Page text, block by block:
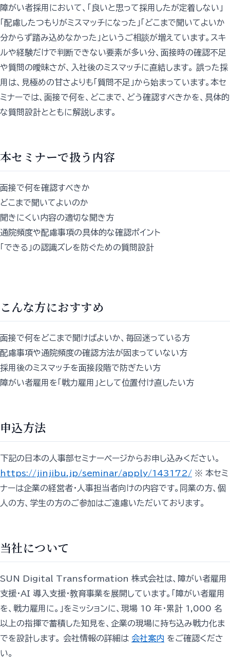
障がい者採用において、「良いと思って採用したが定着しない」
「配慮したつもりがミスマッチになった」「どこまで聞いてよいか
分からず踏み込めなかった」というご相談が増えています。スキ
ルや経験だけで判断できない要素が多い分、面接時の確認不足
や質問の曖昧さが、入社後のミスマッチに直結します。 誤った採
用は、見極めの甘さよりも「質問不足」から始まっています。本セ
ミナーでは、面接で何を、どこまで、どう確認すべきかを、具体的
な質問設計とともに解説します。
本セミナーで扱う内容
面接で何を確認すべきか
どこまで聞いてよいのか
聞きにくい内容の適切な聞き方
通院頻度や配慮事項の具体的な確認ポイント
「できる」の認識ズレを防ぐための質問設計
こんな方におすすめ
面接で何をどこまで聞けばよいか、毎回迷っている方
配慮事項や通院頻度の確認方法が固まっていない方
採用後のミスマッチを面接段階で防ぎたい方
障がい者雇用を「戦力雇用」として位置付け直したい方
申込方法
下記の日本の人事部セミナーページからお申し込みください。
https://jinjibu.jp/seminar/apply/143172/ ※ 本セミ
ナーは企業の経営者・人事担当者向けの内容です。同業の方、個
人の方、学生の方のご参加はご遠慮いただいております。
当社について
SUN Digital Transformation 株式会社は、障がい者雇用
支援・AI 導入支援・教育事業を展開しています。「障がい者雇用
を、戦力雇用に。」をミッションに、現場 10 年・累計 1,000 名
以上の指揮で蓄積した知見を、企業の現場に持ち込み戦力化ま
でを設計します。 会社情報の詳細は 会社案内 をご確認くださ
い。